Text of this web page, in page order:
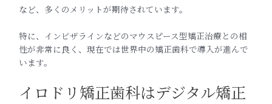
など、多くのメリットが期待されています。
特に、インビザラインなどのマウスピース型矯正治療との相
性が非常に良く、現在では世界中の矯正歯科で導入が進んで
います。
イロドリ矯正歯科はデジタル矯正